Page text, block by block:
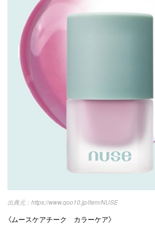
https://www.qoo10.jp/item/NUSE
〈ムースケアチーク カラーケア〉